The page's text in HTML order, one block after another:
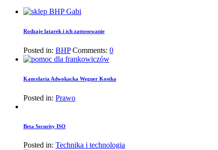
Rodzaje latarek i ich zastosowanie
Posted in: BHP Comments: 0
Kancelaria Adwokacka Wegner Kostka
Posted in: Prawo
Beta Security ISO
Posted in: Technika i technologia